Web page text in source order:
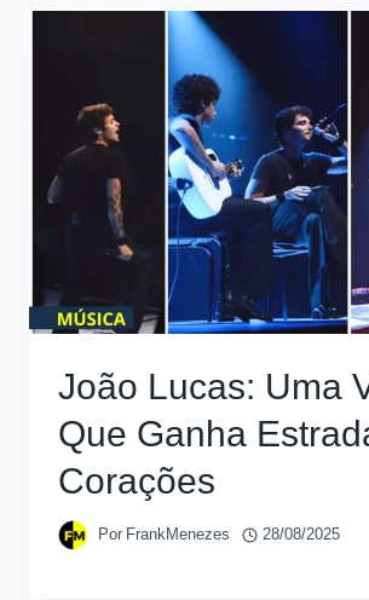
João Lucas: Uma
Que Ganha
Corações
Por FrankMenezes 28/08/2025